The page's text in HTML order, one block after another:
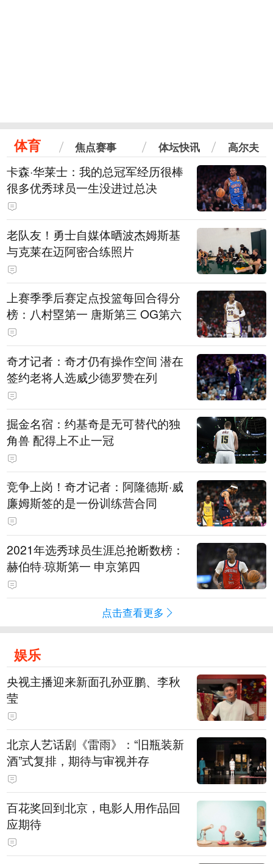
体育 焦点赛事 体坛快讯 高尔夫
卡森·华莱士：我的总冠军经历很棒
很多优秀球员一生没进过总决
老队友！勇士自媒体晒波杰姆斯基
与克莱在迈阿密合练照片
上赛季季后赛定点投篮每回合得分
榜：八村塁第一 唐斯第三 OG第六
奇才记者：奇才仍有操作空间 潜在
签约老将人选威少德罗赞在列
掘金名宿：约基奇是无可替代的独
角兽 配得上不止一冠
竞争上岗！奇才记者：阿隆德斯·威
廉姆斯签的是一份训练营合同
2021年选秀球员生涯总抢断数榜：
赫伯特·琼斯第一 申京第四
点击查看更多
娱乐
央视主播迎来新面孔孙亚鹏、李秋
莹
北京人艺话剧《雷雨》：“旧瓶装新
酒”式复排，期待与审视并存
百花奖回到北京，电影人用作品回
应期待